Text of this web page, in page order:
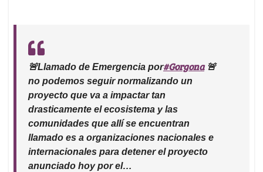
🚨Llamado de Emergencia por#Gorgona🚨
no podemos seguir normalizando un
proyecto que va a impactar tan
drasticamente el ecosistema y las
comunidades que allí se encuentran
llamado es a organizaciones nacionales e
internacionales para detener el proyecto
anunciado hoy por el…